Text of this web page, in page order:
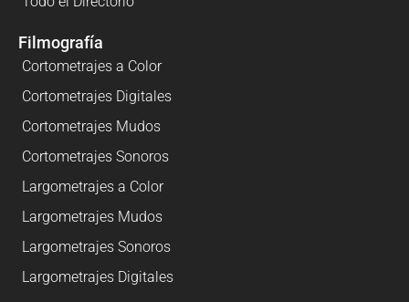
Filmografía
Cortometrajes a Color
Cortometrajes Digitales
Cortometrajes Mudos
Cortometrajes Sonoros
Largometrajes a Color
Largometrajes Mudos
Largometrajes Sonoros
Largometrajes Digitales